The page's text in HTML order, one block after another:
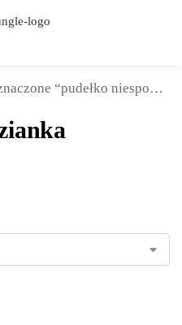
“pudełko niespodzianka”